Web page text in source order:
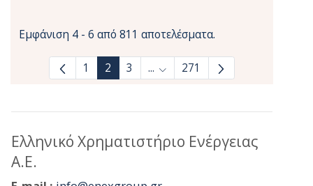
Εμφάνιση 4 - 6 από 811 αποτελέσματα.
1 2 3 ... Ενδιάμεσες σελίδες Use TAB
271
Ελληνικό Χρηματιστήριο Ενέργειας
Α.Ε.